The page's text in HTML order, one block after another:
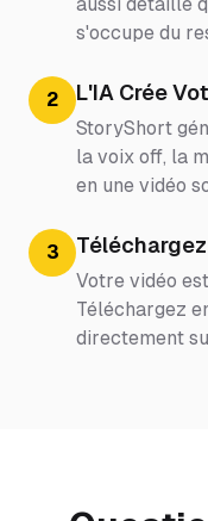
s'occupe du
2 L'IA Crée
StoryShort
la voix off, la
en une vidéo
3
Votre vidéo
Téléchargez
directement